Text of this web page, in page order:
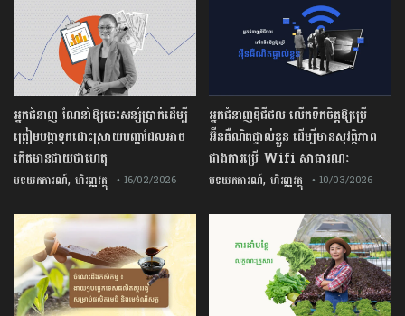
អ្នកជំនាញឌីជីថល លើកទឹកចិត្តឱ្យប្រើ
អ៊ីនធឺណិតផ្ទាល់ខ្លួន ដើម្បីមានសុវត្ថិភាព
ជាងការប្រើ Wifi​ សាធារណៈ
បទយកការណ៍, ហិរញ្ញវត្ថុ • 10/03/2026
អ្នកជំនាញ ណែនាំឱ្យចេះសន្សំប្រាក់ដើម្បី
ត្រៀមបង្កាទុកដោះស្រាយបញ្ហាដែលអាច
កើតមានជាយថាហេតុ
បទយកការណ៍, ហិរញ្ញវត្ថុ • 16/02/2026